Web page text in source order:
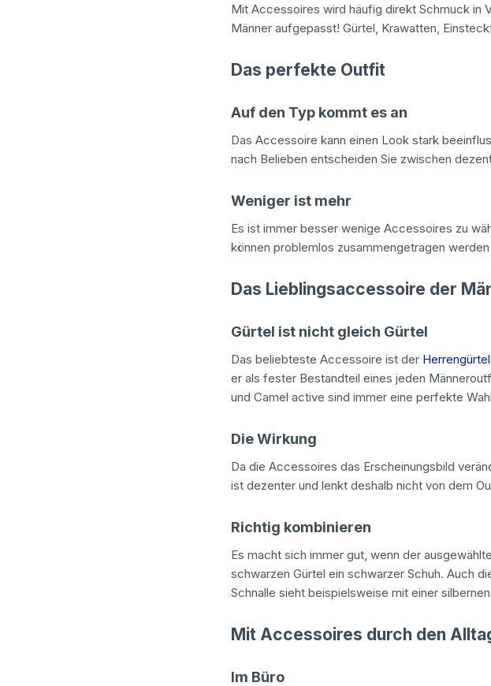
Mit Accessoires wird häufig direkt Schmuck in
Männer aufgepasst! Gürtel, Krawatten,
Das perfekte Outfit
Auf den Typ kommt es an
Das Accessoire kann einen Look stark
nach Belieben entscheiden Sie zwischen
Weniger ist mehr
Es ist immer besser wenige Accessoires zu
können problemlos zusammengetragen
Das Lieblingsaccessoire der
Gürtel ist nicht gleich Gürtel
Das beliebteste Accessoire ist der Herrengürtel
er als fester Bestandteil eines jeden
und Camel active sind immer eine perfekte
Die Wirkung
Da die Accessoires das Erscheinungsbild
ist dezenter und lenkt deshalb nicht von dem
Richtig kombinieren
Es macht sich immer gut, wenn der
schwarzen Gürtel ein schwarzer Schuh. Auch
Schnalle sieht beispielsweise mit einer
Mit Accessoires durch den
Im Büro